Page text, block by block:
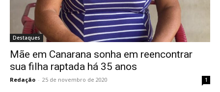
Destaques
Mãe em Canarana sonha em reencontrar
sua filha raptada há 35 anos
Redação - 25 de novembro de 2020 1